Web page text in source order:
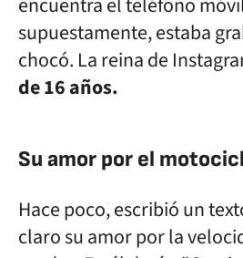
supuestamente, estaba
chocó. La reina de
de 16 años.
Su amor por el
Hace poco, escribió un
claro su amor por la